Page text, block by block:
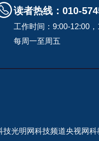
读者热线：010-
工作时间：9:00-12:00
每周一至周五
技光明网科技频道央视网科